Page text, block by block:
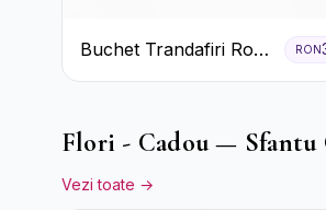
Buchet Trandafiri Roz
și Roșii cu Eucalipt și
RON
Flori - Cadou — Sfantu
Vezi toate →